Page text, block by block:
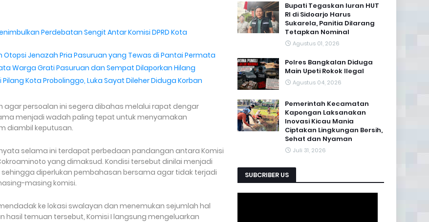
Perdebatan Sengit Antar Komisi DPRD Kota
Otopsi Jenazah Pria Pasuruan yang Tewas di Pantai Permata
Warga Grati Pasuruan dan Sempat Dilaporkan Hilang
Kota Probolinggo, Luka Sayat Dileher Diduga Korban
persoalan ini segera dibahas melalui rapat dengar
menjadi wadah paling tepat untuk menyamakan
diambil keputusan.
selama ini terdapat perbedaan pandangan antara Komisi
yang dimaksud. Kondisi tersebut dinilai menjadi
diperlukan pembahasan bersama agar tidak terjadi
masing komisi.
ke lokasi swalayan dan menemukan sejumlah hal
temuan tersebut, Komisi I langsung mengeluarkan
Bupati Tegaskan Iuran HUT
RI di Sidoarjo Harus
Sukarela, Panitia Dilarang
Tetapkan Nominal
Agustus 01, 2026
Polres Bangkalan Diduga
Main Upeti Rokok Ilegal
Agustus 04, 2026
Pemerintah Kecamatan
Kapongan Laksanakan
Inovasi Kicau Mania
Ciptakan Lingkungan Bersih,
Sehat dan Nyaman
Juli 31, 2026
SUBCRIBER US